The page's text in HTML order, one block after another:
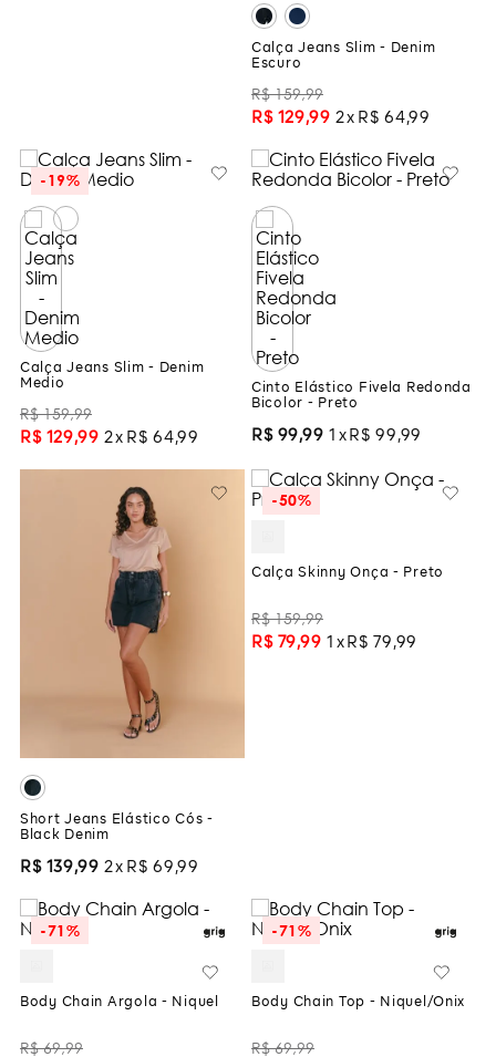
Calça Jeans Slim - Denim
Escuro
R$ 159,99
R$ 129,99 2 R$ 64,99
-19%
Calça Jeans Slim - Denim
Medio
R$ 159,99
R$ 129,99 2 R$ 64,99
Cinto Elástico Fivela Redonda
Bicolor - Preto
R$ 99,99 1 R$ 99 ,99
Short Jeans Elástico Cós -
Black Denim
R$ 139,99 2 R$ 69 ,99
-50%
Calça Skinny Onça - Preto
R$ 159,99
R$ 79,99 1 R$ 79 ,99
-71%
Body Chain Argola - Niquel
R$ 69,99
-71%
Body Chain Top - Niquel/Onix
R$ 69,99